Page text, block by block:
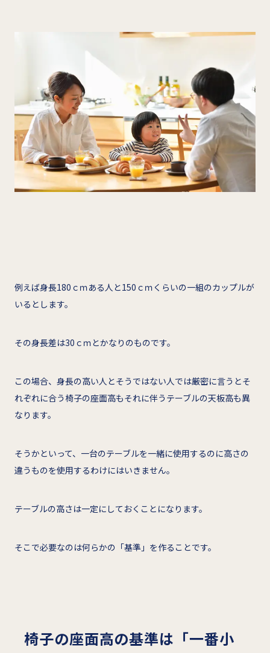
例えば身長180ｃｍある人と150ｃｍくらいの一組のカップルが
いるとします。
その身長差は30ｃｍとかなりのものです。
この場合、身長の高い人とそうではない人では厳密に言うとそ
れぞれに合う椅子の座面高もそれに伴うテーブルの天板高も異
なります。
そうかといって、一台のテーブルを一緒に使用するのに高さの
違うものを使用するわけにはいきません。
テーブルの高さは一定にしておくことになります。
そこで必要なのは何らかの「基準」を作ることです。
椅子の座面高の基準は「一番小